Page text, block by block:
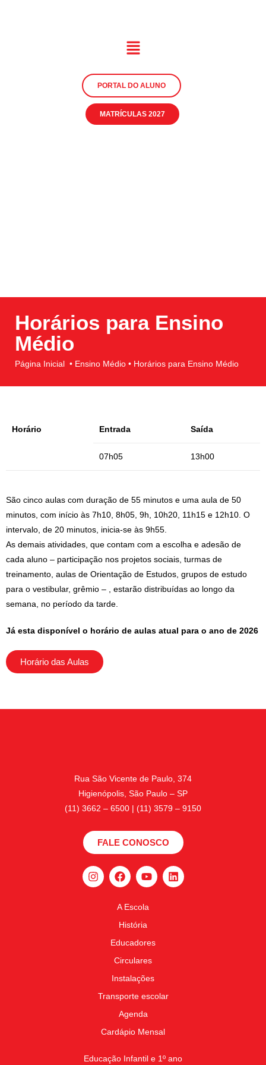
PORTAL DO ALUNO
MATRÍCULAS 2027
Horários para Ensino
Médio
Página Inicial • Ensino Médio • Horários para Ensino Médio
Horário Entrada Saída
07h05 13h00
São cinco aulas com duração de 55 minutos e uma aula de 50
minutos, com início às 7h10, 8h05, 9h, 10h20, 11h15 e 12h10. O
intervalo, de 20 minutos, inicia-se às 9h55.
As demais atividades, que contam com a escolha e adesão de
cada aluno – participação nos projetos sociais, turmas de
treinamento, aulas de Orientação de Estudos, grupos de estudo
para o vestibular, grêmio – , estarão distribuídas ao longo da
semana, no período da tarde.
Já esta disponível o horário de aulas atual para o ano de 2026
Horário das Aulas
Rua São Vicente de Paulo, 374
Higienópolis, São Paulo – SP
(11) 3662 – 6500 | (11) 3579 – 9150
FALE CONOSCO
A Escola
História
Educadores
Circulares
Instalações
Transporte escolar
Agenda
Cardápio Mensal
Educação Infantil e 1º ano